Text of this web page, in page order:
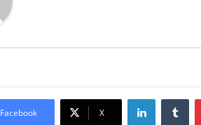
Facebook X
Linkedin